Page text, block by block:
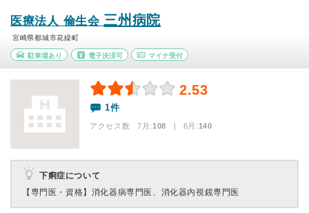
医療法人 倫生会三州病院
宮崎県都城市花繰町
駐車場あり 電子決済可 マイナ受付
2.53
1件
アクセス数 7月:108 | 6月:140
下痢症について
【専門医・資格】 消化器病専門医、消化器内視鏡専門医